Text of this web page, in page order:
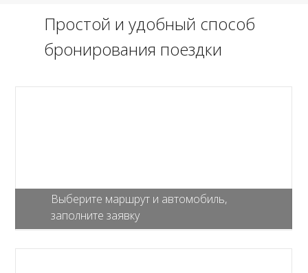
Простой и удобный способ
бронирования поездки
Выберите маршрут и автомобиль,
заполните заявку